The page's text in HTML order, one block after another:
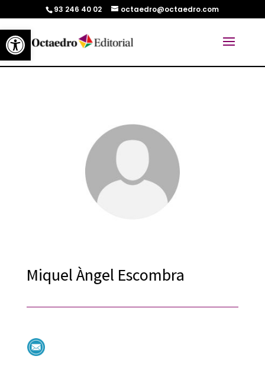
Abrir barra de herramientas
93 246 40 02 octaedro@octaedro.com
Miquel Àngel Escombra